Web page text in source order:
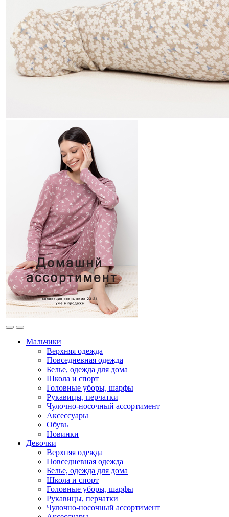
Мальчики
Верхняя одежда
Повседневная одежда
Белье, одежда для дома
Школа и спорт
Головные уборы, шарфы
Рукавицы, перчатки
Чулочно-носочный ассортимент
Аксессуары
Обувь
Новинки
Девочки
Верхняя одежда
Повседневная одежда
Белье, одежда для дома
Школа и спорт
Головные уборы, шарфы
Рукавицы, перчатки
Чулочно-носочный ассортимент